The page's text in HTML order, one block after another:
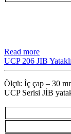
Read more
UCP 206 JIB
Ölçü: İç çap – 30
UCP Serisi JİB